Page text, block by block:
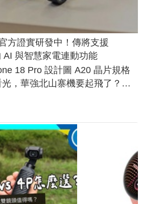
方證實研發中！傳將支援
AI 與智慧家電連動功能
18 Pro 設計圖 A20 晶片規格
，華強北山寨機要起飛了？專